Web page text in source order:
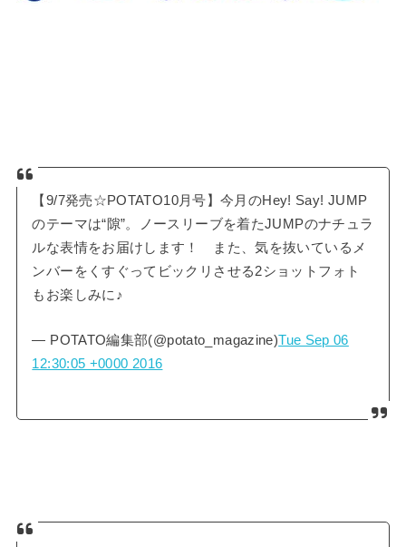
【9/7発売☆POTATO10月号】今月のHey! Say! JUMP
のテーマは“隙”。ノースリーブを着たJUMPのナチュラ
ルな表情をお届けします！ また、気を抜いているメ
ンバーをくすぐってビックリさせる2ショットフォト
もお楽しみに♪
— POTATO編集部(@potato_magazine)Tue Sep 06
12:30:05 +0000 2016